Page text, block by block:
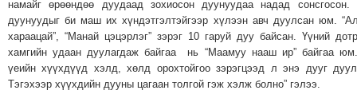
СОНГУУЛИЙН
ЭРГЭН
ТОЙРОНД
29
намайг өрөөндөө дуудаад зохиосон дуунуудаа надад сонсгосон.
дуунуудыг би маш их хүндэтгэлтэйгээр хүлээн авч дуулсан юм.
хараацай”, “Манай цэцэрлэг” зэрэг 10 гаруй дуу байсан. Үүний
хамгийн удаан дуулагдаж байгаа нь “Маамуу нааш ир” байгаа
үеийн хүүхдүүд хэлд, хөлд орохтойгоо зэрэгцээд л энэ дууг
Тэгэхээр хүүхдийн дууны цагаан толгой гэж хэлж болно” гэлээ.